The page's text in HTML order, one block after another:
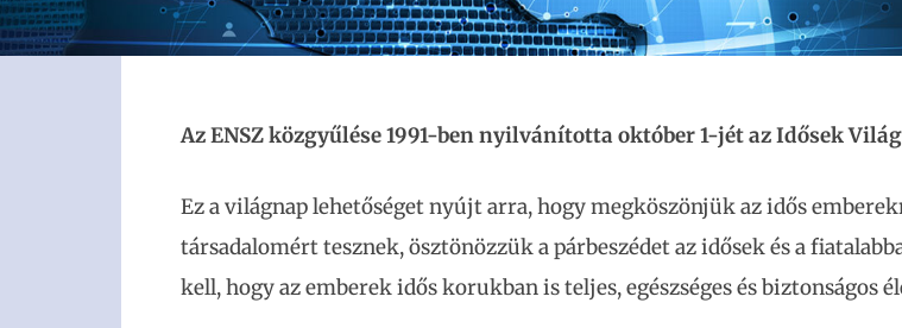
Az ENSZ közgyűlése 1991-ben nyilvánította október 1-jét az Idősek
Ez a világnap lehetőséget nyújt arra, hogy megköszönjük az idős
társadalomért tesznek, ösztönözzük a párbeszédet az idősek és a
kell, hogy az emberek idős korukban is teljes, egészséges és biztonságos